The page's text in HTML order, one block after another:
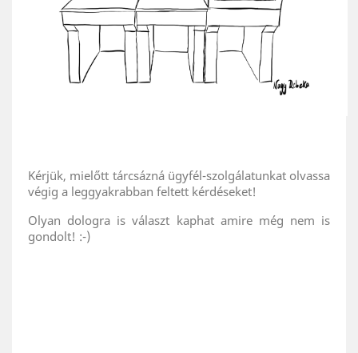
Kérjük, mielőtt tárcsázná ügyfél-szolgálatunkat olvassa
végig a leggyakrabban feltett kérdéseket!
Olyan dologra is választ kaphat amire még nem is
gondolt! :-)